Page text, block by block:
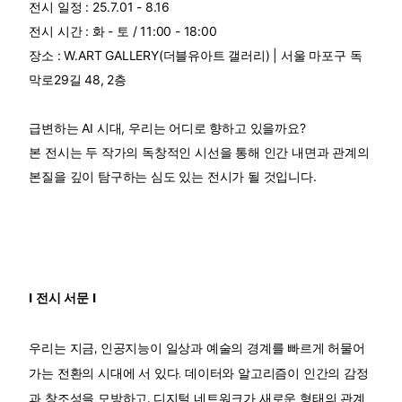
전시 일정 : 25.7.01 - 8.16
전시 시간 : 화 - 토 / 11:00 - 18:00
장소 : W.ART GALLERY(더블유아트 갤러리) | 서울 마포구 독
막로29길 48, 2층
급변하는 AI 시대, 우리는 어디로 향하고 있을까요?
본 전시는 두 작가의 독창적인 시선을 통해 인간 내면과 관계의
본질을 깊이 탐구하는 심도 있는 전시가 될 것입니다.
I 전시 서문 I
우리는 지금, 인공지능이 일상과 예술의 경계를 빠르게 허물어
가는 전환의 시대에 서 있다. 데이터와 알고리즘이 인간의 감정
과 창조성을 모방하고, 디지털 네트워크가 새로운 형태의 관계